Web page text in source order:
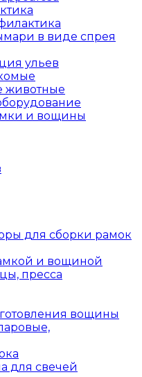
в виде спрея
ульев
животные
и вощины
для сборки рамок
и вощиной
пресса
вощины
для свечей